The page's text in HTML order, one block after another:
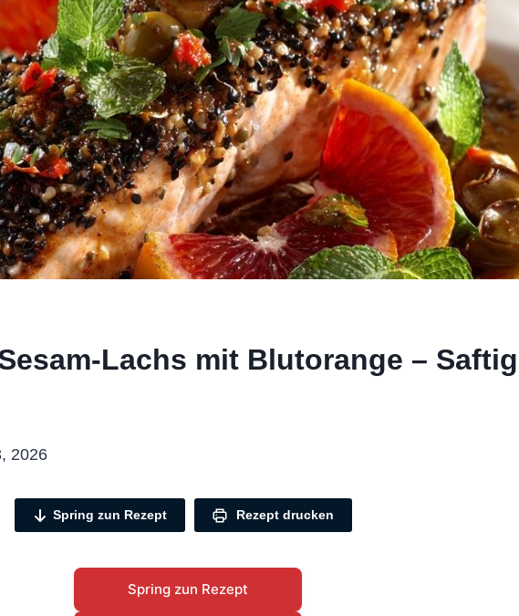
Lachs mit Blutorange – Saftig
2026
Spring zun Rezept Rezept drucken
Spring zun Rezept